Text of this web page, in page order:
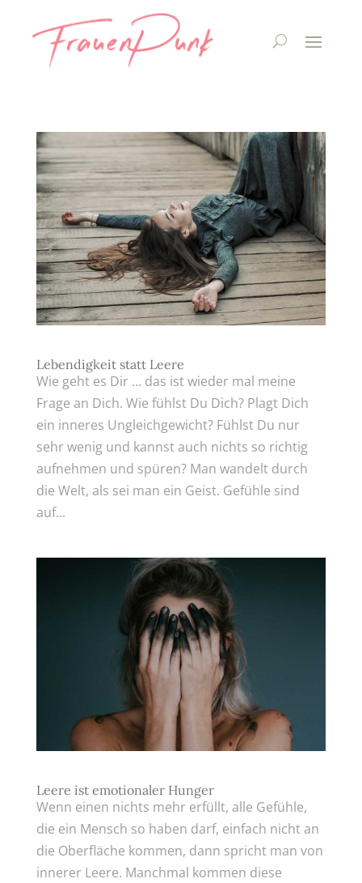
Lebendigkeit statt Leere
Wie geht es Dir … das ist wieder mal meine
Frage an Dich. Wie fühlst Du Dich? Plagt Dich
ein inneres Ungleichgewicht? Fühlst Du nur
sehr wenig und kannst auch nichts so richtig
aufnehmen und spüren? Man wandelt durch
die Welt, als sei man ein Geist. Gefühle sind
auf...
Leere ist emotionaler Hunger
Wenn einen nichts mehr erfüllt, alle Gefühle,
die ein Mensch so haben darf, einfach nicht an
die Oberfläche kommen, dann spricht man von
innerer Leere. Manchmal kommen diese